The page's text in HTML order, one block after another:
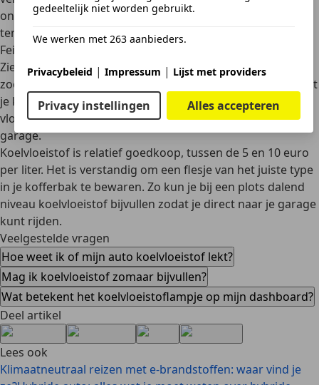
gedeeltelijk niet worden gebruikt.
We werken met 263 aanbieders.
Privacybeleid | Impressum | Lijst met providers
Privacy instellingen Alles accepteren
ontluchtingspunt of automatisch door de motor op
temperatuur te laten komen met de verwarming aan.
Feitjes en tips over lekkages
Zie je gekleurdevloeistof onder de autoof ruik je een
zoetige geur onder de motorkap
? Dan is de kans groot dat
je koelvloeistof verliest. Gebruik een UV-lamp met tracer-
vloeistof om het lek zelf op te sporen of beter: ga naar je
garage.
Koelvloeistof is relatief goedkoop, tussen de 5 en 10 euro
per liter. Het is verstandig om een flesje van het juiste type
in je kofferbak te bewaren. Zo kun je bij een plots dalend
niveau koelvloeistof bijvullen zodat je direct naar je garage
kunt rijden.
Veelgestelde vragen
Hoe weet ik of mijn auto koelvloeistof lekt?
Mag ik koelvloeistof zomaar bijvullen?
Wat betekent het koelvloeistoflampje op mijn dashboard?
Deel artikel
Lees ook
Klimaatneutraal reizen met e-brandstoffen: waar vind je